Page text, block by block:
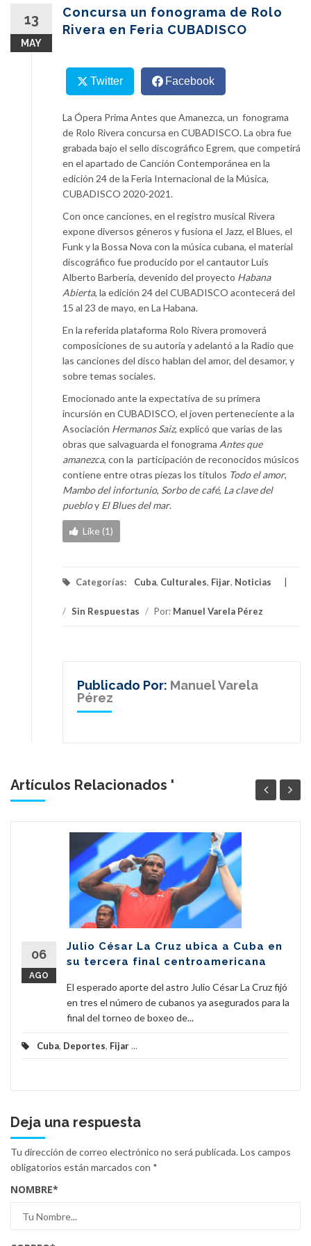
13
MAY
Concursa un fonograma de Rolo
Rivera en Feria CUBADISCO
Twitter Facebook
La Ópera Prima Antes que Amanezca, un fonograma
de Rolo Rivera concursa en CUBADISCO. La obra fue
grabada bajo el sello discográfico Egrem, que competirá
en el apartado de Canción Contemporánea en la
edición 24 de la Feria Internacional de la Música,
CUBADISCO 2020-2021.
Con once canciones, en el registro musical Rivera
expone diversos géneros y fusiona el Jazz, el Blues, el
Funk y la Bossa Nova con la música cubana, el material
discográfico fue producido por el cantautor Luis
Alberto Barbería, devenido del proyecto Habana
Abierta, la edición 24 del CUBADISCO acontecerá del
15 al 23 de mayo, en La Habana.
En la referida plataforma Rolo Rivera promoverá
composiciones de su autoría y adelantó a la Radio que
las canciones del disco hablan del amor, del desamor, y
sobre temas sociales.
Emocionado ante la expectativa de su primera
incursión en CUBADISCO, el joven perteneciente a la
Asociación Hermanos Saiz, explicó que varias de las
obras que salvaguarda el fonograma Antes que
amanezca, con la participación de reconocidos músicos
contiene entre otras piezas los títulos Todo el amor,
Mambo del infortunio, Sorbo de café, La clave del
puebloy El Blues del mar.
Like (1)
Categorías: Cuba, Culturales, Fijar, Noticias
/ Sin Respuestas / Por: Manuel Varela Pérez
Publicado Por: Manuel Varela
Pérez
Artículos Relacionados '
06
AGO
Julio César La Cruz ubica a Cuba en
su tercera final centroamericana
El esperado aporte del astro Julio César La Cruz fijó
en tres el número de cubanos ya asegurados para la
final del torneo de boxeo de...
Cuba, Deportes, Fijar...
Deja una respuesta
Tu dirección de correo electrónico no será publicada.Los campos
obligatorios están marcados con *
NOMBRE*